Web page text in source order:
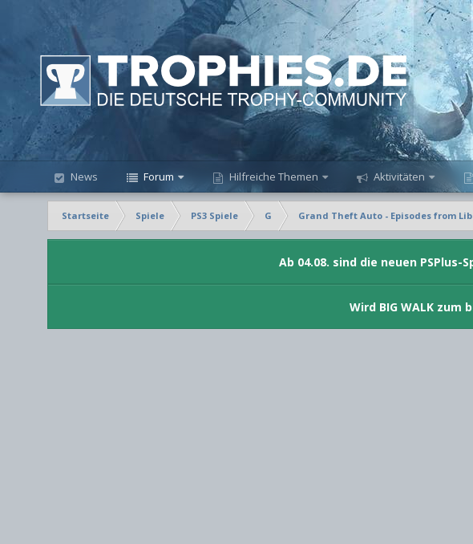
News Forum Hilfreiche Themen Aktivitäten
Startseite Spiele PS3 Spiele G Grand Theft Auto - Episodes from
Ab 04.08. sind die neuen
Wird BIG WALK zum